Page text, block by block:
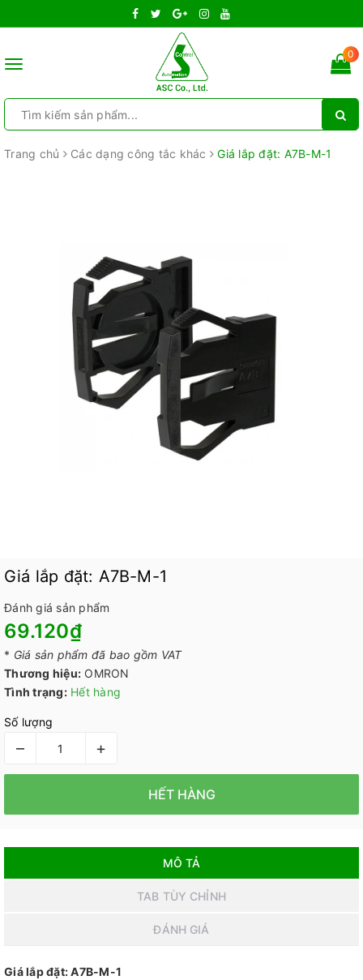
Toggle
0
Trang chủ Các dạng công tắc khác Giá lắp đặt: A7B-M-1
Giá lắp đặt: A7B-M-1
Đánh giá sản phẩm
69.120₫
* Giá sản phẩm đã bao gồm VAT
Thương hiệu: OMRON
Tình trạng: Hết hàng
Số lượng
– +
HẾT HÀNG
MÔ TẢ
TAB TÙY CHỈNH
ĐÁNH GIÁ
Giá lắp đặt: A7B-M-1